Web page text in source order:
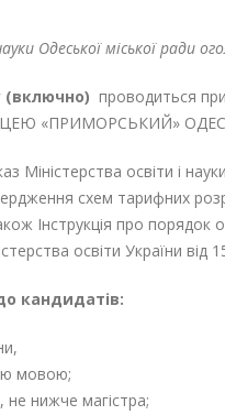
Одеської міської ради
(включно) проводиться
«ПРИМОРСЬКИЙ»
Міністерства освіти і
схем тарифних
Інструкція про порядок
освіти України від
кандидатів:
мовою;
не нижче магістра;